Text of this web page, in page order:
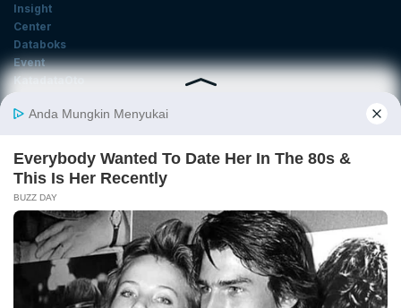
Insight
Center
Databoks
Event
KatadataOto
Email
Daftar
Tentang Katadata Advertising Karier
Pedoman Media Siber
Kebijakan Privasi
Disclaimer Hubungi Kami